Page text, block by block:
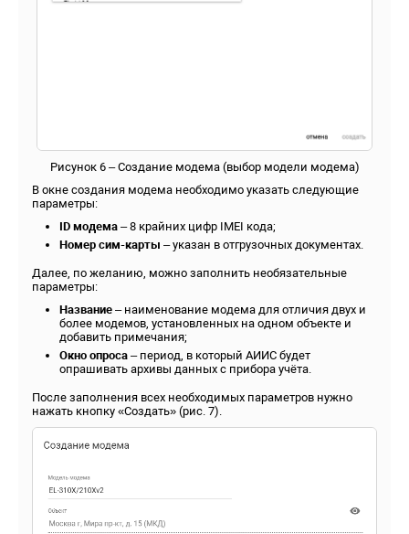
Рисунок 6 – Создание модема (выбор модели модема)
В окне создания модема необходимо указать следующие
параметры:
ID модема – 8 крайних цифр IMEI кода;
Номер сим-карты – указан в отгрузочных документах.
Далее, по желанию, можно заполнить необязательные
параметры:
Название – наименование модема для отличия двух и
более модемов, установленных на одном объекте и
добавить примечания;
Окно опроса – период, в который АИИС будет
опрашивать архивы данных с прибора учёта.
После заполнения всех необходимых параметров нужно
нажать кнопку «Создать» (рис. 7).